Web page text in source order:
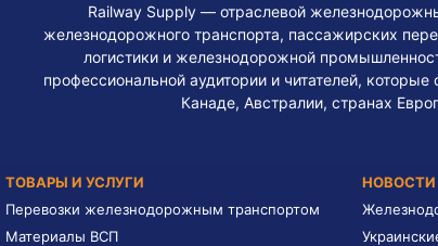
Railway Supply — отраслевой
железнодорожного транспорта, пассажирских
логистики и железнодорожной
профессиональной аудитории и читателей,
Канаде, Австралии, странах
ТОВАРЫ И УСЛУГИ
Перевозки железнодорожным транспортом
Материалы ВСП